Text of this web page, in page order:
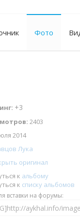
Фото
+3
2403
2014
Лука
оригинал
к альбому
к списку альбомов
вставки на форумы: